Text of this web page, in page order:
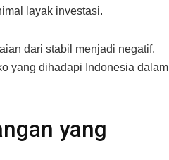
layak investasi.
dari stabil menjadi negatif.
yang dihadapi Indonesia dalam
yang